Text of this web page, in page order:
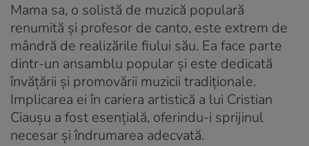
Mama sa, o solistă de muzică populară
renumită și profesor de canto, este extrem de
mândră de realizările fiului său. Ea face parte
dintr-un ansamblu popular și este dedicată
învățării și promovării muzicii tradiționale.
Implicarea ei în cariera artistică a lui Cristian
Ciaușu a fost esențială, oferindu-i sprijinul
necesar și îndrumarea adecvată.